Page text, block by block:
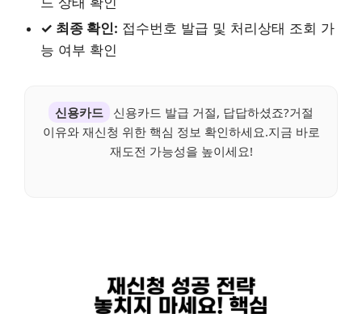
✓ 최종 확인: 접수번호 발급 및 처리상태 조회 가
능 여부 확인
신용카드
신용카드 발급 거절, 답답하셨죠?거절
이유와 재신청 위한 핵심 정보 확인하세요.지금 바로
재도전 가능성을 높이세요!